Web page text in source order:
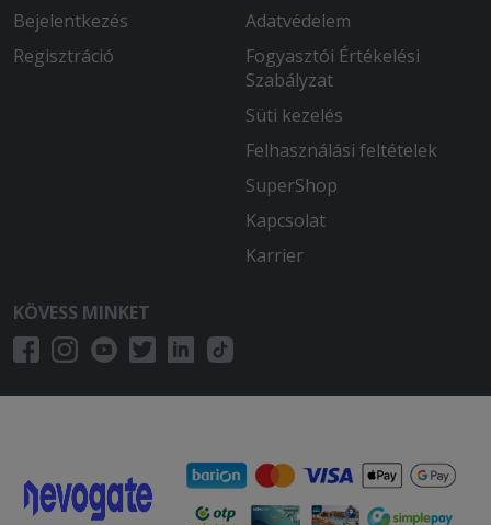
Bejelentkezés
Regisztráció
Adatvédelem
Fogyasztói Értékelési
Szabályzat
Süti kezelés
Felhasználási feltételek
SuperShop
Kapcsolat
Karrier
KÖVESS MINKET